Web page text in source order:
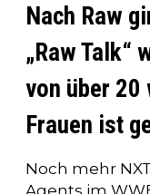
Nach Raw
„Raw Talk“
von über 20
Frauen ist
Noch mehr
Agents im